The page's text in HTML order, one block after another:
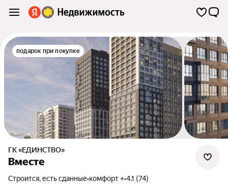
подарок при покупке
ГК «ЕДИНСТВО»
Вместе
Строится, есть сданные•комфорт +•4.1 (74)